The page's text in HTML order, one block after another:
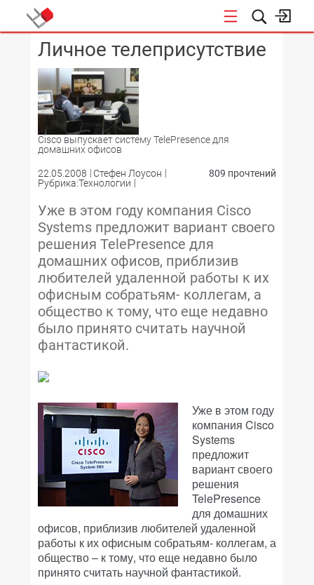
КОНФЕРЕНЦИИ
Личное телеприсутствие
Cisco выпускает систему TelePresence для
домашних офисов
22.05.2008
Стефен Лоусон
Рубрика:Технологии
809 прочтений
Уже в этом году компания Cisco
Systems предложит вариант своего
решения TelePresence для
домашних офисов, приблизив
любителей удаленной работы к их
офисным собратьям- коллегам, а
общество к тому, что еще недавно
было принято считать научной
фантастикой.
Уже в этом году
компания Cisco
Systems
предложит
вариант своего
решения
TelePresence
для домашних
офисов, приблизив любителей удаленной
работы к их офисным собратьям- коллегам, а
общество – к тому, что еще недавно было
принято считать научной фантастикой.